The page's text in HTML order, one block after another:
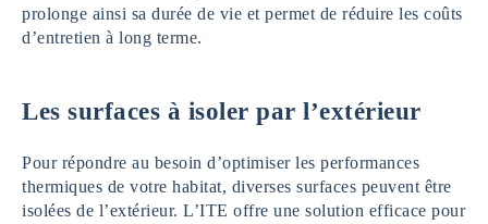
prolonge ainsi sa durée de vie et permet de réduire les coûts
d’entretien à long terme.
Les surfaces à isoler par l’extérieur
Pour répondre au besoin d’optimiser les performances
thermiques de votre habitat, diverses surfaces peuvent être
isolées de l’extérieur. L’ITE offre une solution efficace pour